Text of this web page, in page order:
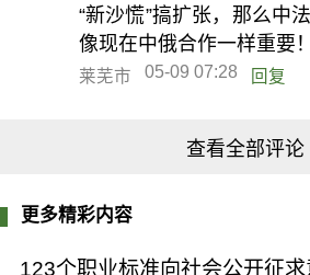
“新沙慌”搞扩张，那么中
像现在中俄合作一样重要！
莱芜市 05-09 07:28 回复
查看全部评论
更多精彩内容
123个职业标准向社会公开征求